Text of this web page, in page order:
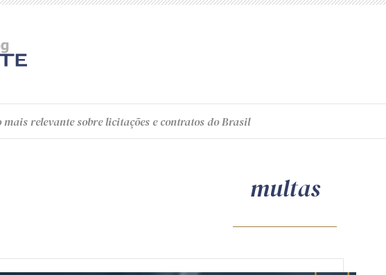
mais relevante sobre licitações e contratos do Brasil
multas